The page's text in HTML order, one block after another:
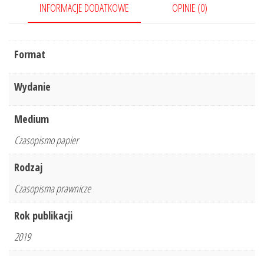
INFORMACJE DODATKOWE OPINIE (0)
Format
Wydanie
Medium
Czasopismo papier
Rodzaj
Czasopisma prawnicze
Rok publikacji
2019